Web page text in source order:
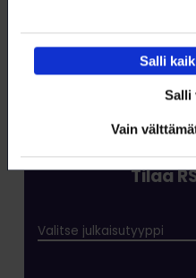
Salli
Salli
Vain
Tilaa